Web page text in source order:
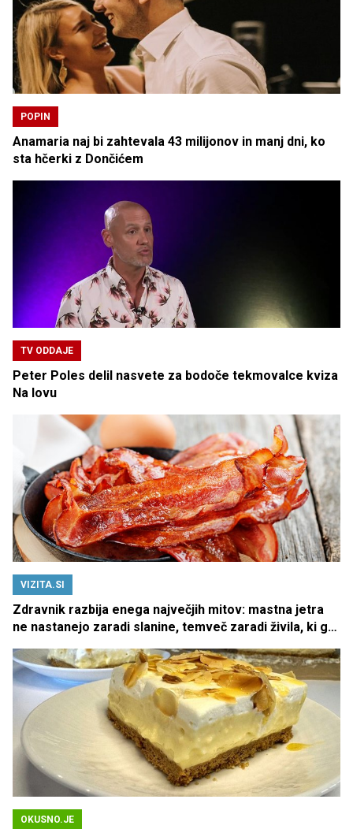
POPIN
Anamaria naj bi zahtevala 43 milijonov in manj dni, ko
sta hčerki z Dončićem
TV ODDAJE
Peter Poles delil nasvete za bodoče tekmovalce kviza
Na lovu
VIZITA.SI
Zdravnik razbija enega največjih mitov: mastna jetra
ne nastanejo zaradi slanine, temveč zaradi živila, ki ga
OKUSNO.JE